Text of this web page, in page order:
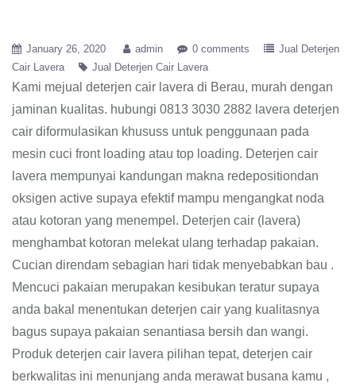
January 26, 2020 admin 0 comments
Jual Deterjen
Cair Lavera
Jual Deterjen Cair Lavera
Kami mejual deterjen cair lavera di Berau, murah dengan
jaminan kualitas. hubungi 0813 3030 2882 lavera deterjen
cair diformulasikan khususs untuk penggunaan pada
mesin cuci front loading atau top loading. Deterjen cair
lavera mempunyai kandungan makna redepositiondan
oksigen active supaya efektif mampu mengangkat noda
atau kotoran yang menempel. Deterjen cair (lavera)
menghambat kotoran melekat ulang terhadap pakaian.
Cucian direndam sebagian hari tidak menyebabkan bau .
Mencuci pakaian merupakan kesibukan teratur supaya
anda bakal menentukan deterjen cair yang kualitasnya
bagus supaya pakaian senantiasa bersih dan wangi.
Produk deterjen cair lavera pilihan tepat, deterjen cair
berkwalitas ini menunjang anda merawat busana kamu ,